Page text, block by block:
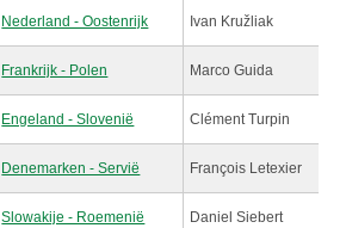
Nederland - Oostenrijk Ivan Kružliak
Frankrijk - Polen Marco Guida
Engeland - Slovenië Clément Turpin
Denemarken - Servië François Letexier
Slowakije - Roemenië Daniel Siebert